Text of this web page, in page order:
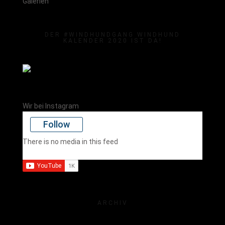
DER #WINDHUNDGANG WINDHUND
KALENDER 2020 IST DA!
Wir bei Instagram
Follow
There is no media in this feed
ARCHIV